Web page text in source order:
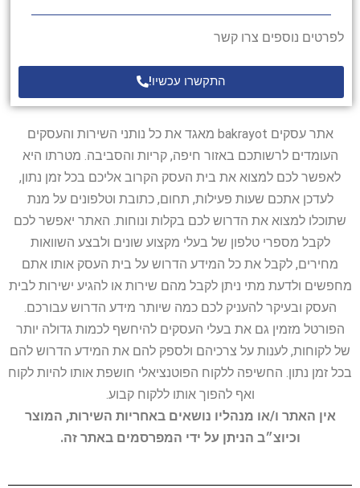
לפרטים נוספים צרו קשר
התקשרו עכשיו!
אתר עסקים bakrayot מאגד את כל נותני השירות והעסקים
העומדים לרשותכם באזור חיפה, קריות והסביבה. מטרתו היא
לאפשר לכם למצוא את בית העסק הקרוב אליכם בכל זמן נתון,
לעדכן אתכם שעות פעילות, תחום, כתובת וטלפונים על מנת
שתוכלו למצוא את הדרוש לכם בקלות ונוחות. האתר יאפשר לכם
לקבל מספרי טלפון של בעלי מקצוע שונים ולבצע השוואות
מחירים, לקבל את כל המידע הדרוש על בית העסק אותו אתם
מחפשים ולדעת מתי ניתן לקבל מהם שירות או להגיע ישירות לבית
העסק ובעיקר להעניק לכם כמה שיותר מידע הדרוש עבורכם.
הפורטל מזמין גם את בעלי העסקים להיחשף לכמות גדולה יותר
של לקוחות, לענות על צרכיהם ולספק להם את המידע הדרוש להם
בכל זמן נתון. החשיפה ללקוח הפוטנציאלי חושפת אותו להיות לקוח
ואף להפוך אותו ללקוח קבוע.
אין האתר ו/או מנהליו נושאים באחריות השירות, המוצר
וכיוצ״ב הניתן על ידי המפרסמים באתר זה.